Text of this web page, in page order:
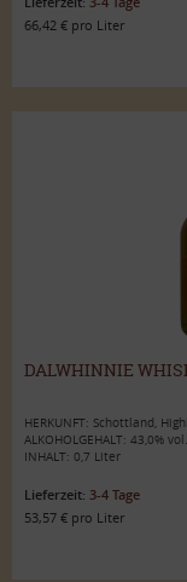
66,42 € pro Liter
DALWHINNIE
HERKUNFT: Schottland,
ALKOHOLGEHALT: 43,0% vol.
INHALT: 0,7 Liter
Lieferzeit: 3-4 Tage
53,57 € pro Liter